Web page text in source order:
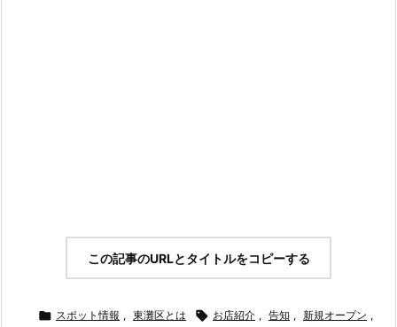
この記事のURLとタイトルをコピーする
 スポット情報 , 東灘区とは  お店紹介 , 告知 , 新規オープン ,